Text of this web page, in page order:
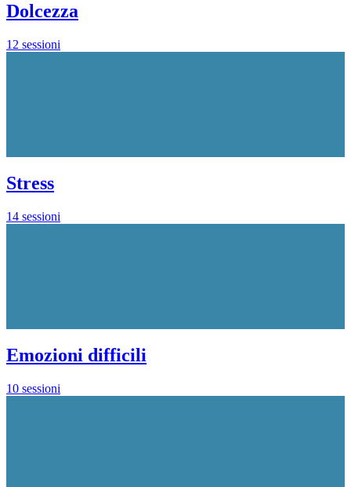
Dolcezza
12 sessioni
Stress
14 sessioni
Emozioni difficili
10 sessioni